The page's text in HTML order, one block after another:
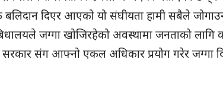
दिएर आएको यो संघीयता हामी सबैले
जग्गा खोजिरहेको अवस्थामा जनताको लागि
संग आफ्नो एकल अधिकार प्रयोग गरेर जग्गा